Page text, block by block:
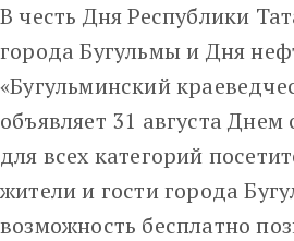
В честь Дня Республики
города Бугульмы и Дня
«Бугульминский
объявляет 31 августа
для всех категорий
жители и гости города
возможность бесплатно